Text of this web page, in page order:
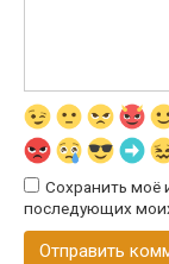
Сохранить моё
последующих